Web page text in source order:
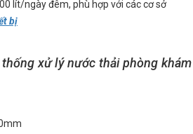
lít/ngày đêm, phù hợp với các cơ sở
bị
xử lý nước thải phòng khám